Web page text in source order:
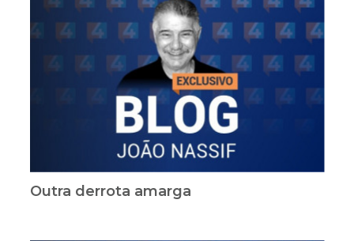
Outra derrota amarga